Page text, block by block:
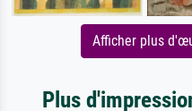
Afficher plus
Plus